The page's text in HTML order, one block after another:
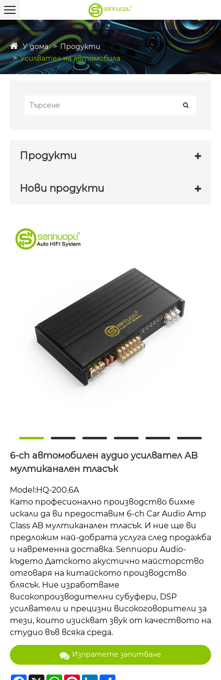
У дома
Продукти
Усилвател на автомобила
Продукти
Нови продукти
6-ch автомобилен аудио усилвател AB
мултиканален тласък
Model:HQ-200.6A
Като професионално производство бихме
искали да ви предоставим 6-ch Car Audio Amp
Class AB мултиканален тласък. И ние ще ви
предложим най-добрата услуга след продажба
и навременна доставка. Sennuopu Audio-
където Датското акустично майсторство
отговаря на китайското производство
блясък. Ние изработваме
високопроизводителни субуфери, DSP
усилватели и прецизни високоговорители за
тези, които изискват звук от качеството на
студио във всяка среда.
Изпратете запитване
Facebook
X WhatsAppPinterestLinkedIn